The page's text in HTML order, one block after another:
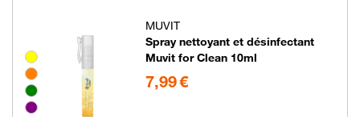
Groupe de couleurs disponibles non sélectionnables
MUVIT
Spray nettoyant et désinfectant
Muvit for Clean 10ml
7,99 €